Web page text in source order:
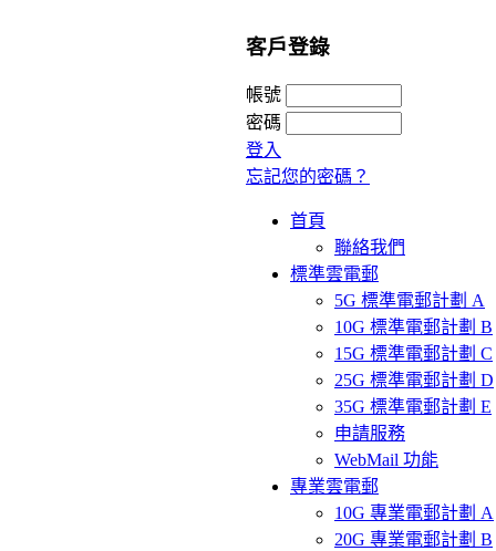
客戶登錄
帳號
密碼
登入
忘記您的密碼？
首頁
聯絡我們
標準雲電郵
5G 標準電郵計劃 A
10G 標準電郵計劃 B
15G 標準電郵計劃 C
25G 標準電郵計劃 D
35G 標準電郵計劃 E
申請服務
WebMail 功能
專業雲電郵
10G 專業電郵計劃 A
20G 專業電郵計劃 B